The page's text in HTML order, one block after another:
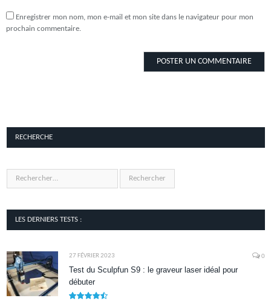
Enregistrer mon nom, mon e-mail et mon site dans le navigateur pour mon
prochain commentaire.
RECHERCHE
LES DERNIERS TESTS :
27 FÉVRIER 2023 0
Test du Sculpfun S9 : le graveur laser idéal pour
débuter